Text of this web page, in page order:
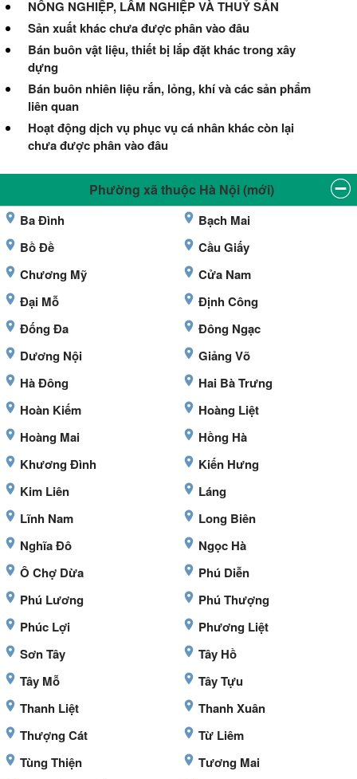
NÔNG NGHIỆP, LÂM NGHIỆP VÀ THUỶ SẢN
Sản xuất khác chưa được phân vào đâu
Bán buôn vật liệu, thiết bị lắp đặt khác trong xây
dựng
Bán buôn nhiên liệu rắn, lỏng, khí và các sản phẩm
liên quan
Hoạt động dịch vụ phục vụ cá nhân khác còn lại
chưa được phân vào đâu
Phường xã thuộc Hà Nội (mới)
Ba Đình
Bạch Mai
Bồ Đề
Cầu Giấy
Chương Mỹ
Cửa Nam
Đại Mỗ
Định Công
Đống Đa
Đông Ngạc
Dương Nội
Giảng Võ
Hà Đông
Hai Bà Trưng
Hoàn Kiếm
Hoàng Liệt
Hoàng Mai
Hồng Hà
Khương Đình
Kiến Hưng
Kim Liên
Láng
Lĩnh Nam
Long Biên
Nghĩa Đô
Ngọc Hà
Ô Chợ Dừa
Phú Diễn
Phú Lương
Phú Thượng
Phúc Lợi
Phương Liệt
Sơn Tây
Tây Hồ
Tây Mỗ
Tây Tựu
Thanh Liệt
Thanh Xuân
Thượng Cát
Từ Liêm
Tùng Thiện
Tương Mai